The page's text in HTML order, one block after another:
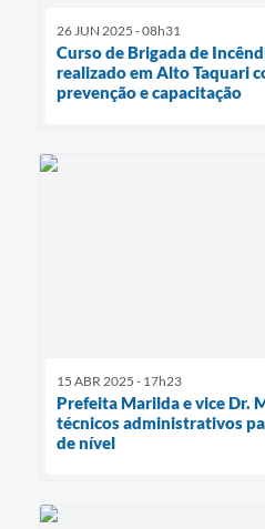
26 JUN 2025 - 08h31
Curso de Brigada de
realizado em Alto Taquari
prevenção e capacitação
15 ABR 2025 - 17h23
Prefeita Marilda e vice Dr.
técnicos administrativos
de nível